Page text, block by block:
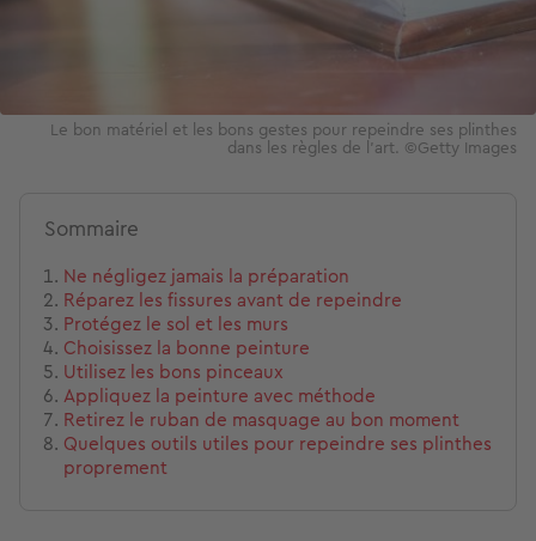
Le bon matériel et les bons gestes pour repeindre ses plinthes
dans les règles de l'art. ©Getty Images
Sommaire
Ne négligez jamais la préparation
Réparez les fissures avant de repeindre
Protégez le sol et les murs
Choisissez la bonne peinture
Utilisez les bons pinceaux
Appliquez la peinture avec méthode
Retirez le ruban de masquage au bon moment
Quelques outils utiles pour repeindre ses plinthes
proprement